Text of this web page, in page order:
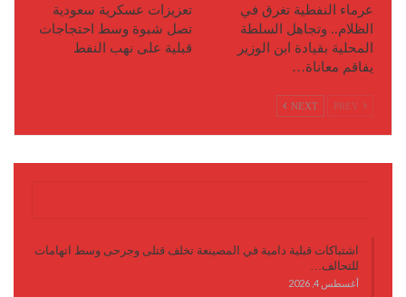
عرماء النفطية تغرق في
الظلام.. وتجاهل السلطة
المحلية بقيادة ابن الوزير
يفاقم معاناة…
تعزيزات عسكرية سعودية
تصل شبوة وسط احتجاجات
قبلية على نهب النفط
NEXT
اشتباكات قبلية دامية في المصينعة تخلف قتلى وجرحى وسط اتهامات
للتحالف…
أغسطس 4, 2026